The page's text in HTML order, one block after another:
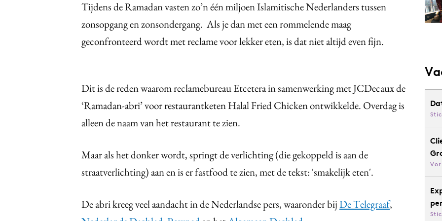
Tijdens de Ramadan vasten zo’n één miljoen Islamitische Nederlanders tussen
zonsopgang en zonsondergang. Als je dan met een rommelende maag
geconfronteerd wordt met reclame voor lekker eten, is dat niet altijd even fijn.
Dit is de reden waarom reclamebureau Etcetera in samenwerking met JCDecaux de
‘Ramadan-abri’ voor restaurantketen Halal Fried Chicken ontwikkelde. Overdag is
alleen de naam van het restaurant te zien.
Maar als het donker wordt, springt de verlichting (die gekoppeld is aan de
straatverlichting) aan en is er fastfood te zien, met de tekst: 'smakelijk eten'.
De abri kreeg veel aandacht in de Nederlandse pers, waaronder bijDe Telegraaf,